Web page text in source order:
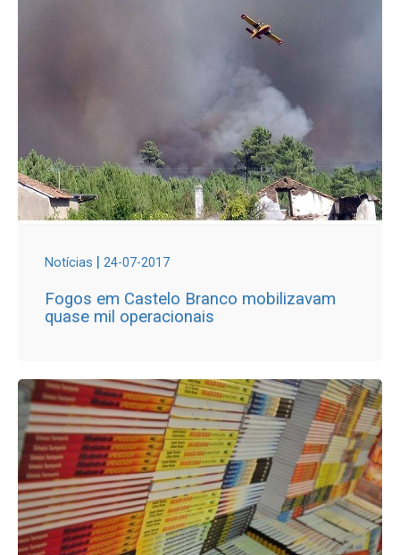
Notícias | 24-07-2017
Fogos em Castelo Branco mobilizavam
quase mil operacionais